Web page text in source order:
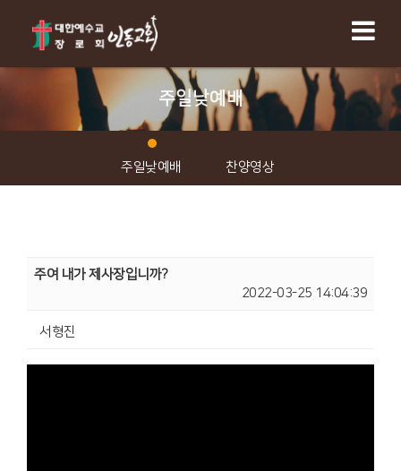
주일낮예배
주일낮예배 찬양영상
주여 내가 제사장입니까?
2022-03-25 14:04:39
서형진